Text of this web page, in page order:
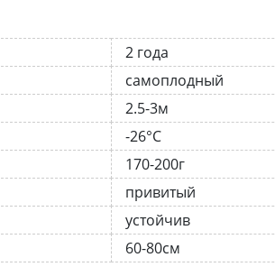
2 года
самоплодный
2.5-3м
-26°C
170-200г
привитый
устойчив
60-80см